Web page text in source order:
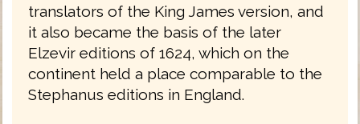
translators of the King James version, and
it also became the basis of the later
Elzevir editions of 1624, which on the
continent held a place comparable to the
Stephanus editions in England.